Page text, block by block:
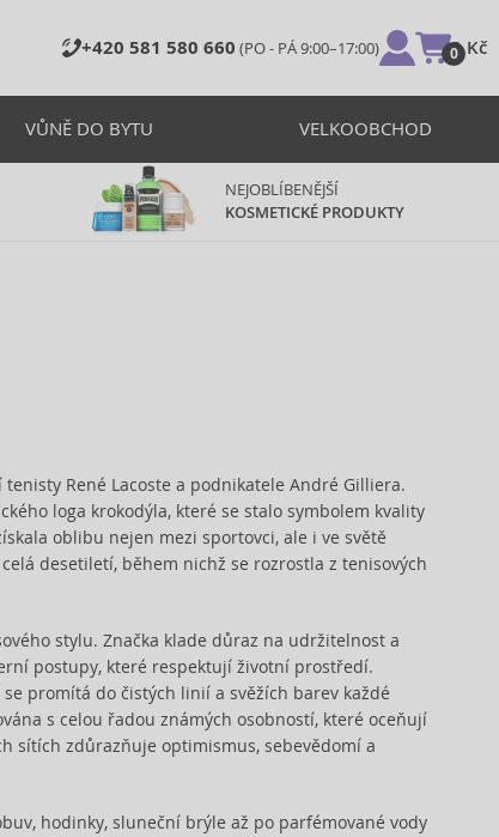
+420 581 580 660 (PO - PÁ 9:00–17:00) 0
0 Kč
VŮNĚ DO BYTU VELKOOBCHOD
NEJOBLÍBENĚJŠÍ
KOSMETICKÉ PRODUKTY
René Lacoste a podnikatele André Gilliera.
loga krokodýla, které se stalo symbolem kvality
oblibu nejen mezi sportovci, ale i ve světě
desetiletí, během nichž se rozrostla z tenisových
stylu. Značka klade důraz na udržitelnost a
postupy, které respektují životní prostředí.
promítá do čistých linií a svěžích barev každé
s celou řadou známých osobností, které oceňují
sítích zdůrazňuje optimismus, sebevědomí a
hodinky, sluneční brýle až po parfémované vody